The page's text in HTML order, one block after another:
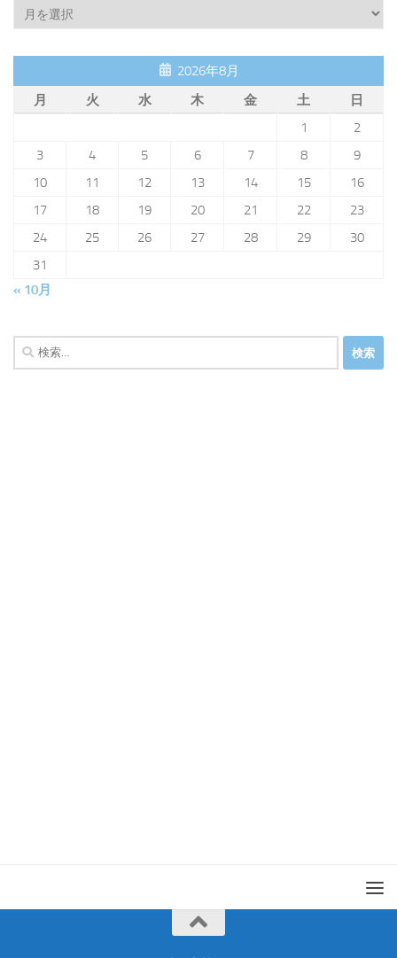
Archive
2026年8月
月
火 水 木 金 土
日
1
2
3
4 5 6 7 8
9
10
11 12 13 14 15
16
17
18 19 20 21 22
23
24
25 26 27 28 29
30
31
« 10月
検
索: